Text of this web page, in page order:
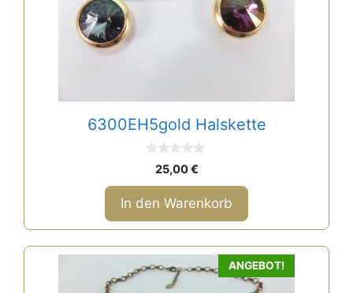
6300EH5gold Halskette
o
n
5
25,00€
In den Warenkorb
ANGEBOT!